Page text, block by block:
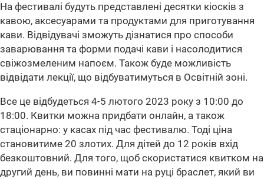
На фестивалі будуть представлені десятки кіосків з
кавою, аксесуарами та продуктами для приготування
кави. Відвідувачі зможуть дізнатися про способи
заварювання та форми подачі кави і насолодитися
свіжозмеленим напоєм. Також буде можливість
відвідати лекції, що відбуватимуться в Освітній зоні.
Все це відбудеться 4-5 лютого 2023 року з 10:00 до
18:00. Квитки можна придбати онлайн, а також
стаціонарно: у касах під час фестивалю. Тоді ціна
становитиме 20 злотих. Для дітей до 12 років вхід
безкоштовний. Для того, щоб скористатися квитком на
другий день, ви повинні мати на руці браслет, який ви